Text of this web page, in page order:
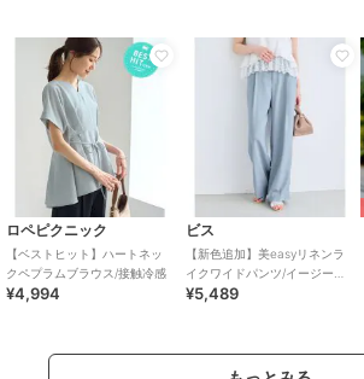
ロペピクニック
【ベストヒット】ハートネッ
クペプラムブラウス/接触冷感
¥4,994
ビス
【新色追加】美easyリネンラ
イクワイドパンツ/イージーケ
ア・接触冷感・セットアップ
¥5,489